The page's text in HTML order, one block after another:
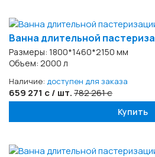
Ванна длительной
Размеры: 1800*1460*2150 мм
Объем: 2000 л
Наличие: доступен для заказа
659 271 с / шт.782 261 с
Купить